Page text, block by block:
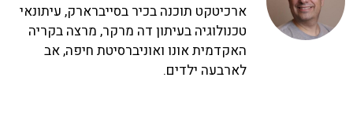
ארכיטקט תוכנה בכיר בסייברארק, עיתונאי
טכנולוגיה בעיתון דה מרקר, מרצה בקריה
האקדמית אונו ואוניברסיטת חיפה, אב
לארבעה ילדים.